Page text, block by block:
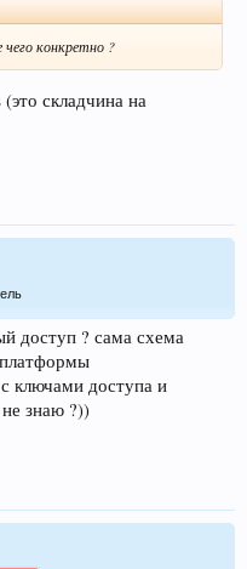
конкретно ?
складчина на
доступ ? сама схема
ключами доступа и
знаю ?))